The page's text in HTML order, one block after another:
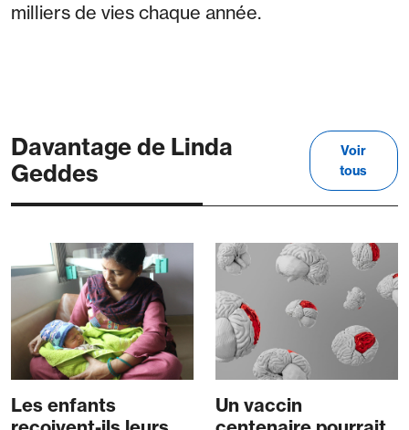
milliers de vies chaque année.
Davantage de Linda
Geddes
Voir
tous
Les enfants
Un vaccin